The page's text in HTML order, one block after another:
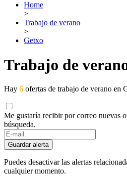
Home
>
Trabajo de verano
>
Getxo
Trabajo de
Hay 6 ofertas de trabajo de verano en
Me gustaría recibir por correo nuevas
búsqueda.
Guardar alerta
Puedes desactivar las alertas
cualquier momento.